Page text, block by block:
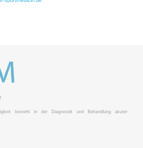
besteht in der Diagnostik und Behandlung akuter